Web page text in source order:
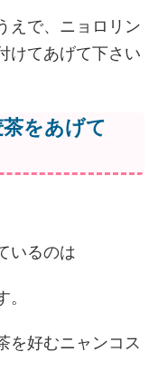
えで、ニョロリン
けてあげて下さい
をあげて
いるのは
を好むニャンコス